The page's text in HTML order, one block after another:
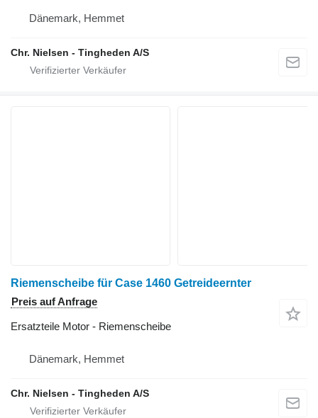
Dänemark, Hemmet
Chr. Nielsen - Tingheden A/S
Riemenscheibe für Case 1460 Getreideernter
Preis auf Anfrage
Ersatzteile Motor - Riemenscheibe
Dänemark, Hemmet
Chr. Nielsen - Tingheden A/S